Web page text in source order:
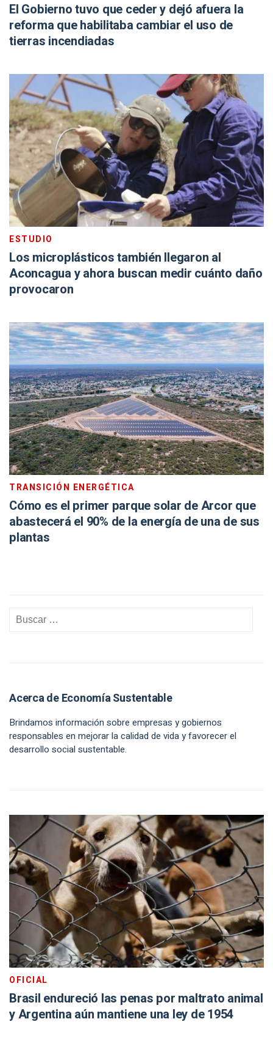
El Gobierno tuvo que ceder y dejó afuera la
reforma que habilitaba cambiar el uso de
tierras incendiadas
ESTUDIO
Los microplásticos también llegaron al
Aconcagua y ahora buscan medir cuánto daño
provocaron
TRANSICIÓN ENERGÉTICA
Cómo es el primer parque solar de Arcor que
abastecerá el 90% de la energía de una de sus
plantas
Acerca de Economía Sustentable
Brindamos información sobre empresas y gobiernos
responsables en mejorar la calidad de vida y favorecer el
desarrollo social sustentable.
OFICIAL
Brasil endureció las penas por maltrato animal
y Argentina aún mantiene una ley de 1954